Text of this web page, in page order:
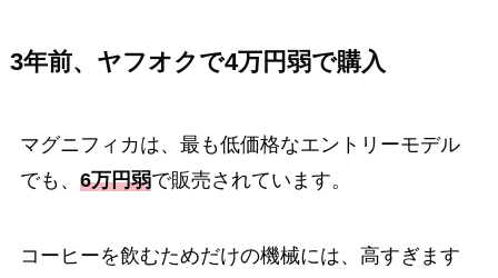
3年前、ヤフオクで4万円弱で購入
マグニフィカは、最も低価格なエントリーモデル
でも、 6万円弱で販売されています。
コーヒーを飲むためだけの機械には、高すぎます